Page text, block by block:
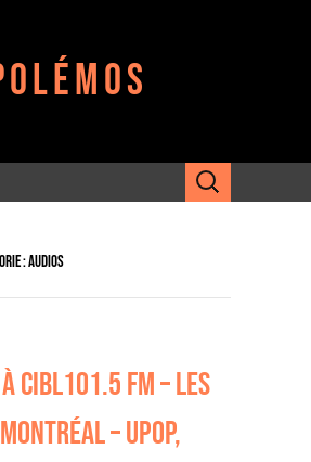
Rechercher :
: AUDIOS
CIBL101.5 FM – LES
– UPOP,